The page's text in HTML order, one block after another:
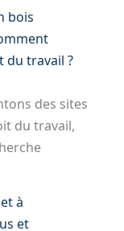
travail ?
des sites
du travail,